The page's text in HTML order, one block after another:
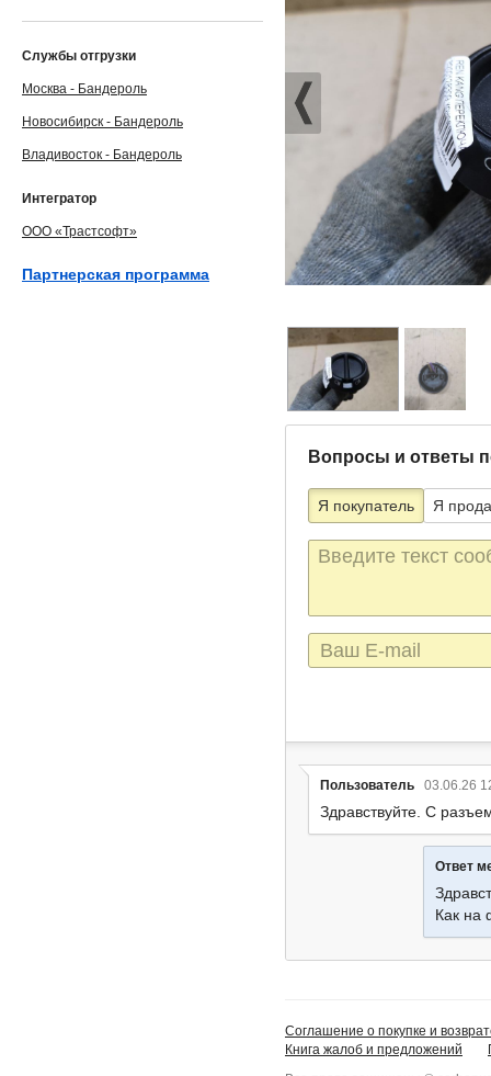
Вопросы и ответы
Я покупатель Я
Текст
сообщения
E-
mail
Пользователь 03.06.26
Здравствуйте. С
Ответ
Как на
Службы отгрузки
Москва - Бандероль
Новосибирск - Бандероль
Владивосток - Бандероль
Интегратор
ООО «Трастсофт»
Партнерская программа
Соглашение о покупке и
Книга жалоб и предложений